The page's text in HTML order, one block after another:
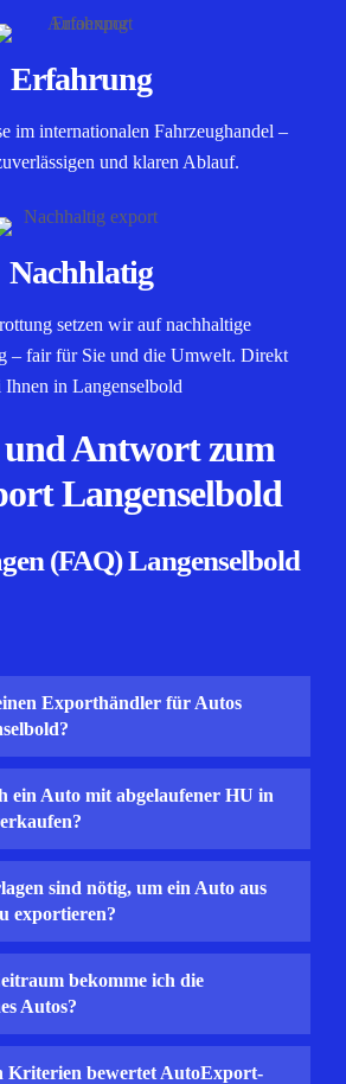
Antwort zum
Langenselbold
(FAQ) Langenselbold
Exporthändler für Autos
ein Auto mit abgelaufener HU in
sind nötig, um ein Auto aus
exportieren?
bekomme ich die
Autos?
Kriterien bewertet AutoExport-
Erfahrung
im internationalen Fahrzeughandel –
und klaren Ablauf.
Nachhlatig
setzen wir auf nachhaltige
– fair für Sie und die Umwelt. Direkt
Ihnen in Langenselbold